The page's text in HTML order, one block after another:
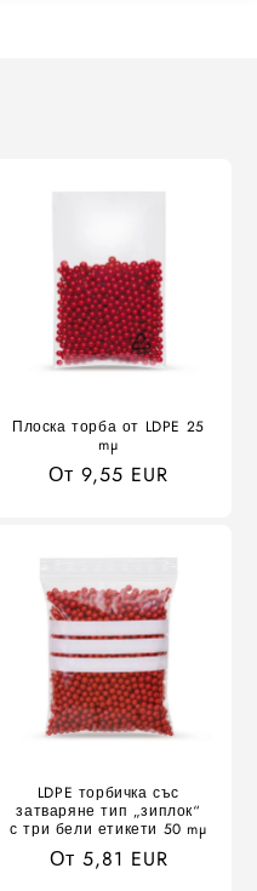
Плоска торба от LDPE 25
mµ
Обичайна
От 9,55 EUR
LDPE торбичка със
затваряне тип „зиплок“
с три бели етикети 50 mµ
Обичайна
От 5,81 EUR